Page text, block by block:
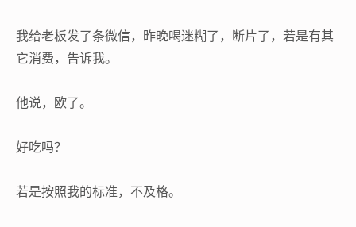
我给老板发了条微信，昨晚喝迷糊了，断片了，若是有其
它消费，告诉我。
他说，欧了。
好吃吗？
若是按照我的标准，不及格。